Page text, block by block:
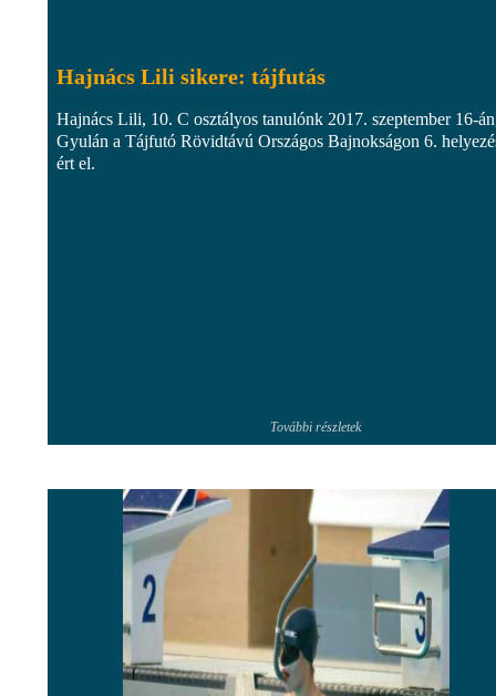
Hajnács Lili sikere: tájfutás
Hajnács Lili, 10. C osztályos tanulónk 2017. szeptember 16-
Gyulán a Tájfutó Rövidtávú Országos Bajnokságon 6.
ért el.
További részletek